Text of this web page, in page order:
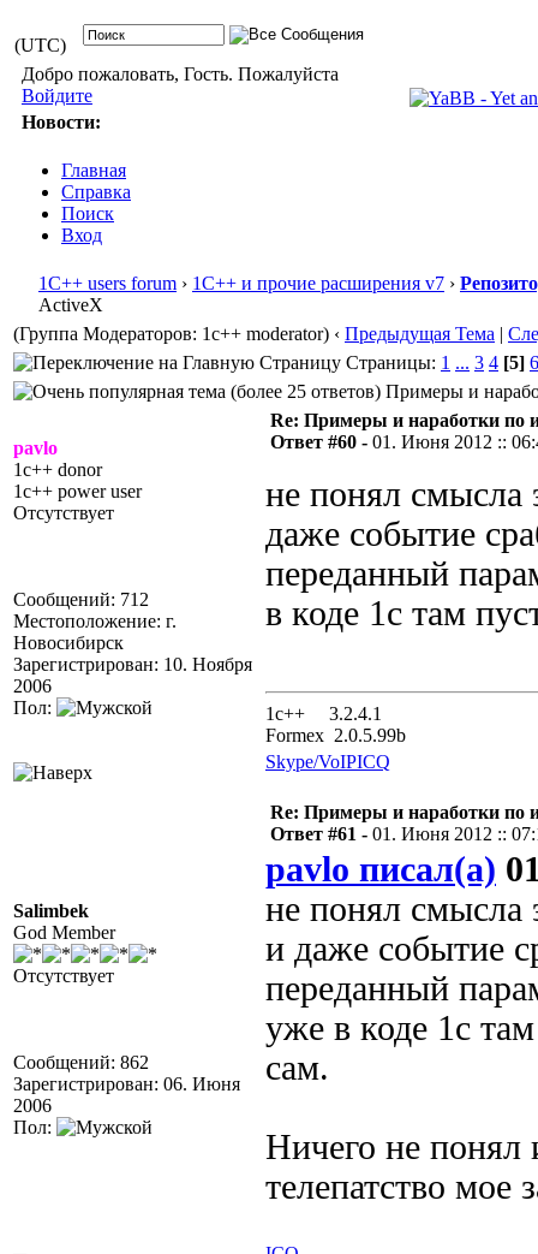
(UTC)
Добро пожаловать, Гость. Пожалуйста
Войдите
Новости:
Главная
Справка
Поиск
Вход
1С++ users forum › 1С++ и прочие расширения v7 ›
ActiveX
(Группа Модераторов: 1c++ moderator) ‹ Предыдущая Тема |
Страницы: 1 ... 3 4 [5] 6
Примеры и
pavlo
1c++ donor
1c++ power user
Отсутствует
Сообщений: 712
Местоположение: г.
Новосибирск
Зарегистрирован: 10. Ноября
2006
Пол:
Re: Примеры и наработки по
Ответ #60 - 01. Июня 2012 ::
не понял смысла
даже событие
переданный
в коде 1с там
1с++ 3.2.4.1
Formex 2.0.5.99b
Skype/VoIPICQ
Salimbek
God Member
Отсутствует
Сообщений: 862
Зарегистрирован: 06. Июня
2006
Пол:
Re: Примеры и наработки по
Ответ #61 - 01. Июня 2012 ::
pavlo писал(а)
не понял смысла
и даже событие
переданный
уже в коде 1с
сам.
Ничего не понял
телепатство мое